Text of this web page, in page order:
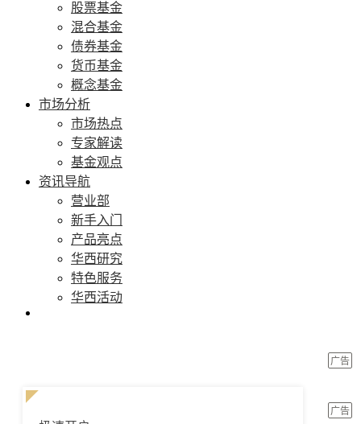
股票基金
混合基金
债券基金
货币基金
概念基金
市场分析
市场热点
专家解读
基金观点
资讯导航
营业部
新手入门
产品亮点
华西研究
特色服务
华西活动
广告
广告